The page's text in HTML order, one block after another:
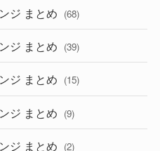
ジ まとめ (68)
ジ まとめ (39)
ジ まとめ (15)
ジ まとめ (9)
ジ まとめ (2)